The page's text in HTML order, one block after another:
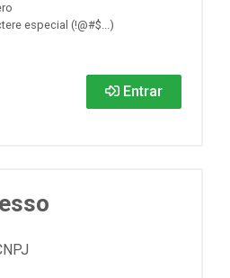
especial (!@#$...)
Entrar